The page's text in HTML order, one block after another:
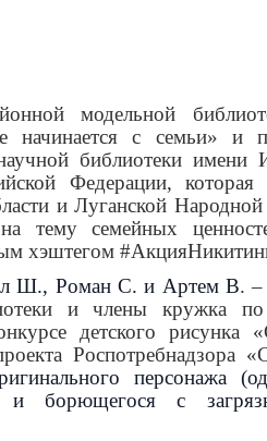
модельной
начинается с семьи» и
библиотеки
Федерации, которая
и Луганской
на тему семейных
хэштегом
Ш., Роман С. и Артем В. –
и члены кружка
детского рисунка
Роспотребнадзора
персонажа
борющегося с